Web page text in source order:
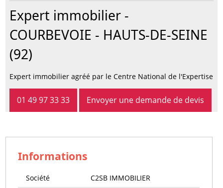
Expert immobilier -
COURBEVOIE - HAUTS-DE-SEINE
(92)
Expert immobilier agréé par le Centre National de l'Expertise
01 49 97 33 33 Envoyer une demande de devis
Informations
Société
C2SB IMMOBILIER